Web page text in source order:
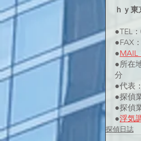
ｈｙ
●TEL
●FAX
●MAIL
●所在
分
●代表
●探偵
●探偵
●浮気
探偵日誌